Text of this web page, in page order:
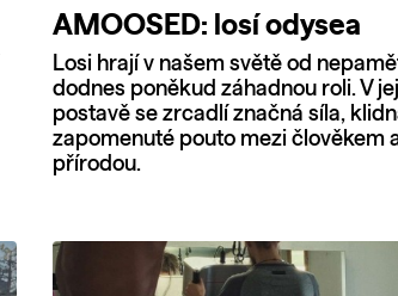
AMOOSED: losí odysea
Losi hrají v našem světě od
dodnes poněkud záhadnou roli. V
postavě se zrcadlí značná síla,
zapomenuté pouto mezi člověkem
přírodou.